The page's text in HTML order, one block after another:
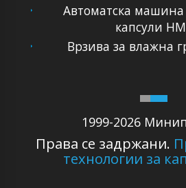
1999-2026
Права се задржани.
технологии за
Автоматска
капсули
Врзива за влажна